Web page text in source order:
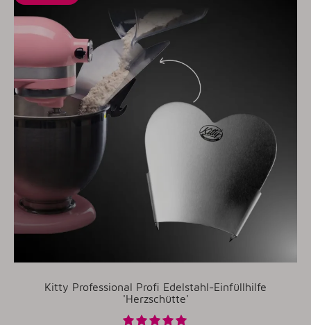
Kitty Professional Profi Edelstahl-Einfüllhilfe
'Herzschütte'